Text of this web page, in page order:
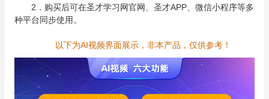
2．购买后可在圣才学习网官网、圣才APP、微信小程序等多
种平台同步使用。
以下为AI视频界面展示，非本产品，仅供参考！